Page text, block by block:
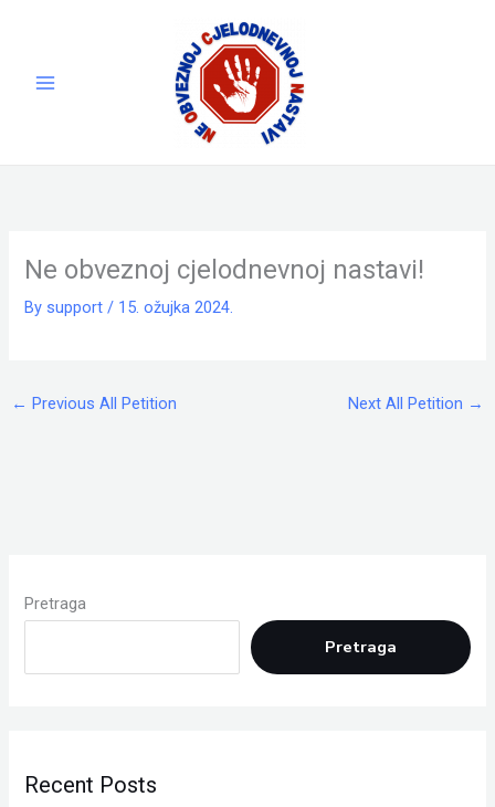
Ne obveznoj cjelodnevnoj nastavi!
By support/ 15. ožujka 2024.
← Previous All Petition Next All Petition →
Pretraga
Pretraga
Recent Posts